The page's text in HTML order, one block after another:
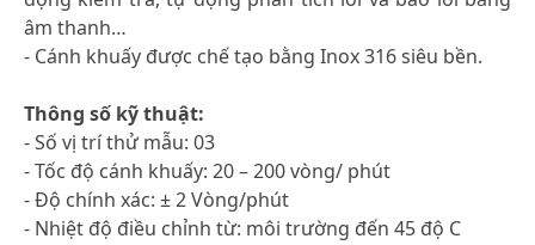
âm thanh…
- Cánh khuấy được chế tạo bằng Inox 316 siêu bền.
Thông số kỹ thuật:
- Số vị trí thử mẫu: 03
- Tốc độ cánh khuấy: 20 – 200 vòng/ phút
- Độ chính xác: ± 2 Vòng/phút
- Nhiệt độ điều chỉnh từ: môi trường đến 45 độ C